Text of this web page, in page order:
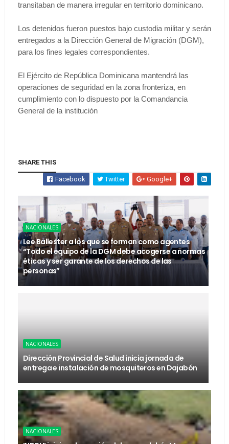
transitaban de manera irregular en territorio dominicano.
Los detenidos fueron puestos bajo custodia militar y serán
entregados a la Dirección General de Migración (DGM),
para los fines legales correspondientes.
El Ejército de República Dominicana mantendrá las
operaciones de seguridad en la zona fronteriza, en
cumplimiento con lo dispuesto por la Comandancia
General de la institución
SHARE THIS
Facebook Twitter Google+
NACIONALES
Lee Ballester a los que se forman como agentes
“Todo el equipo de la DGM debe acogerse a normas
éticas y ser garante de los derechos de las
personas”
NACIONALES
Dirección Provincial de Salud inicia jornada de
entrega e instalación de mosquiteros en Dajabón
NACIONALES